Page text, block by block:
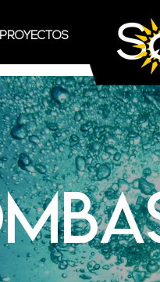
PROYECTOS